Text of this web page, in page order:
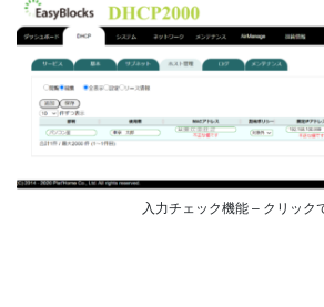
入力チェック機能 – クリック